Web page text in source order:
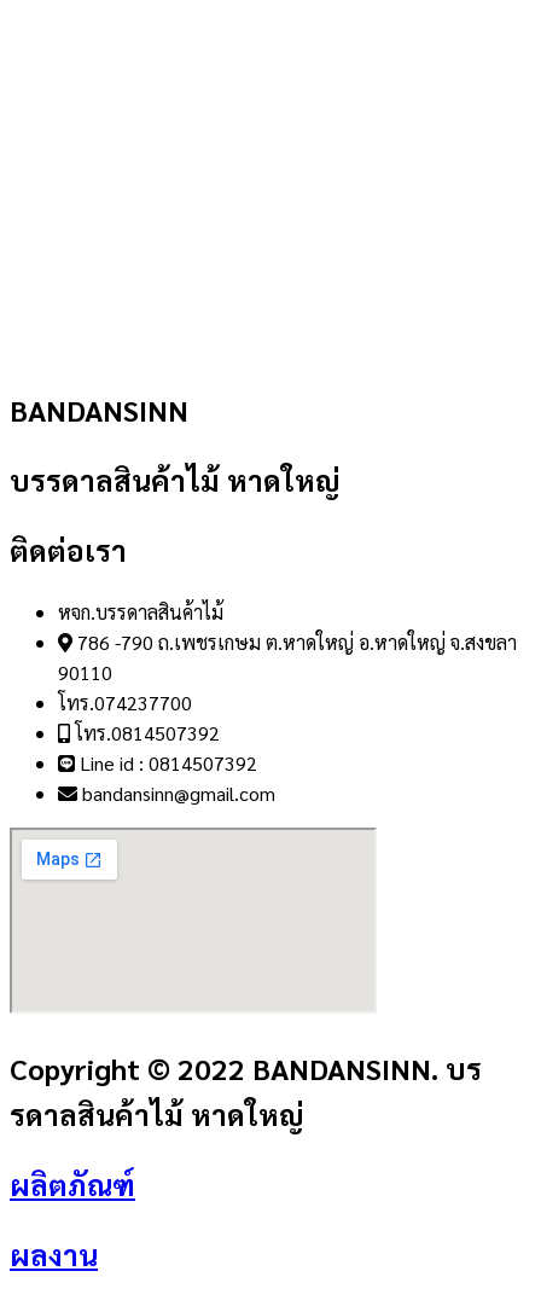
BANDANSINN
บรรดาลสินค้าไม้ หาดใหญ่
ติดต่อเรา
หจก.บรรดาลสินค้าไม้
786 -790 ถ.เพชรเกษม ต.หาดใหญ่ อ.หาดใหญ่ จ.สงขลา
90110
โทร.074237700
โทร.0814507392
Line id : 0814507392
bandansinn@gmail.com
Copyright © 2022 BANDANSINN. บร
รดาลสินค้าไม้ หาดใหญ่
ผลิตภัณฑ์
ผลงาน